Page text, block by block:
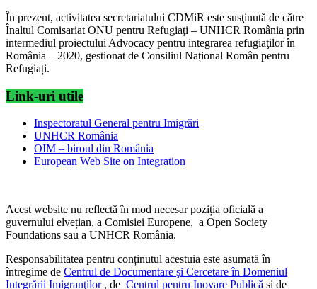
În prezent, activitatea secretariatului CDMiR este susţinută de către
Înaltul Comisariat ONU pentru Refugiaţi – UNHCR România prin
intermediul proiectului Advocacy pentru integrarea refugiaţilor în
România – 2020, gestionat de Consiliul Național Român pentru
Refugiați.
Link-uri utile
Inspectoratul General pentru Imigrări
UNHCR România
OIM – biroul din România
European Web Site on Integration
Acest website nu reflectă în mod necesar poziția oficială a
guvernului elvețian, a Comisiei Europene, a Open Society
Foundations sau a UNHCR România.
Responsabilitatea pentru conținutul acestuia este asumată în
întregime de Centrul de Documentare şi Cercetare în Domeniul
Integrării Imigranţilor, de Centrul pentru Inovare Publică și de